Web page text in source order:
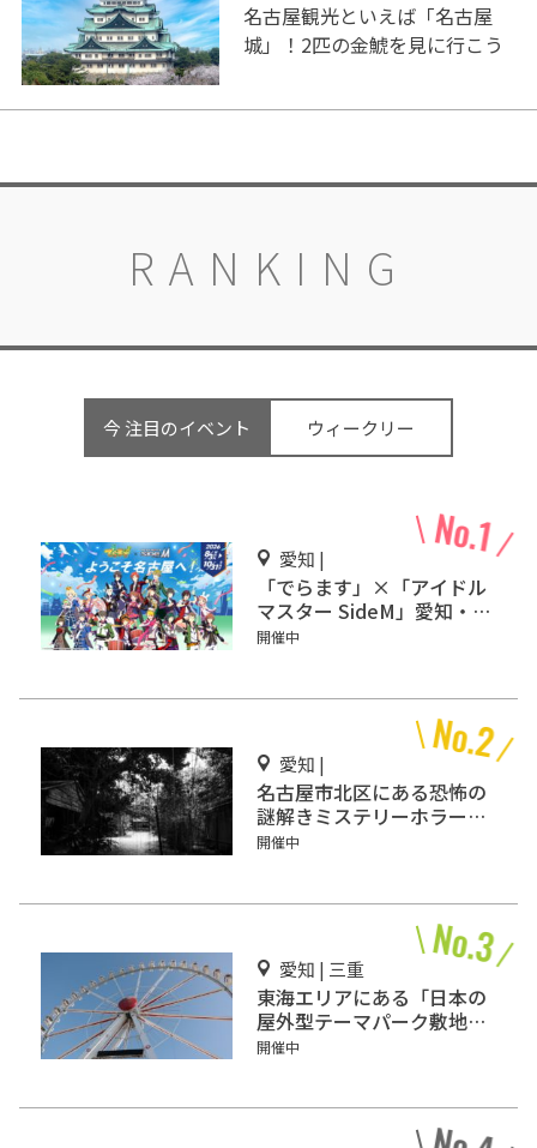
名古屋観光といえば「名古屋
城」！2匹の金鯱を見に行こう
RANKING
今 注目のイベント ウィークリー
愛知 |
「でらます」×「アイドル
マスター SideM」愛知・名
古屋で開催
開催中
愛知 |
名古屋市北区にある恐怖の
謎解きミステリーホラー
「エモい家」あなたは行き
開催中
愛知 | 三重
東海エリアにある「日本の
屋外型テーマパーク敷地面
積ランキング」入りしてい
開催中